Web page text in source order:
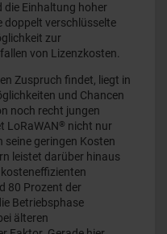
die Einhaltung hoher
doppelt verschlüsselte
zur
von Lizenzkosten.
Zuspruch findet, liegt in
und Chancen
noch recht jungen
LoRaWAN® nicht nur
seine geringen Kosten
leistet darüber hinaus
80 Prozent der
Betriebsphase
älteren